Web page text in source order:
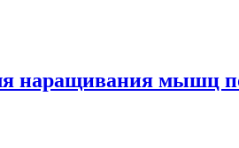
наращивания мышц